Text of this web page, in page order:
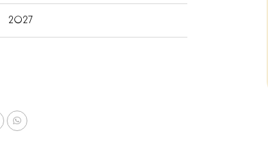
2027